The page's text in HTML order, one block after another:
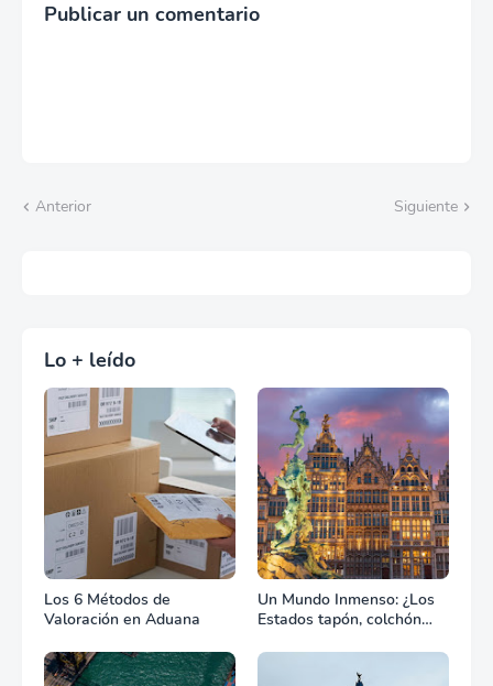
Publicar un comentario
Anterior Siguiente
Lo + leído
Los 6 Métodos de
Valoración en Aduana
Un Mundo Inmenso: ¿Los
Estados tapón, colchón
combate?